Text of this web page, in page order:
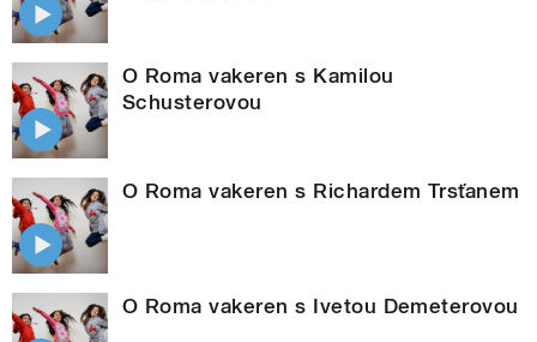
O Roma vakeren s Kamilou
Schusterovou
O Roma vakeren s Richardem Trsťanem
O Roma vakeren s Ivetou Demeterovou